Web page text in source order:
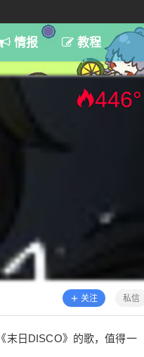
情报 教程
446°
关注 私信
末日DISCO》的歌，值得一